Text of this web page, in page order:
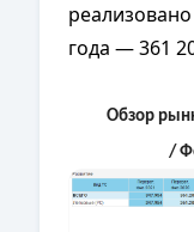
года — 361
Обзор
/